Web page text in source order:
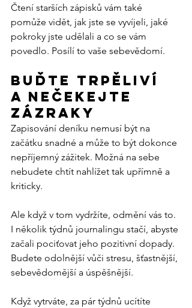
Čtení starších zápisků vám také
pomůže vidět, jak jste se vyvíjeli, jaké
pokroky jste udělali a co se vám
povedlo. Posílí to vaše sebevědomí.
Buďte trpěliví
a nečekejte
zázraky
Zapisování deníku nemusí být na
začátku snadné a může to být dokonce
nepříjemný zážitek. Možná na sebe
nebudete chtít nahlížet tak upřímně a
kriticky.
Ale když v tom vydržíte, odmění vás to.
I několik týdnů journalingu stačí, abyste
začali pociťovat jeho pozitivní dopady.
Budete odolnější vůči stresu, šťastnější,
sebevědomější a úspěšnější.
Když vytrváte, za pár týdnů ucítíte